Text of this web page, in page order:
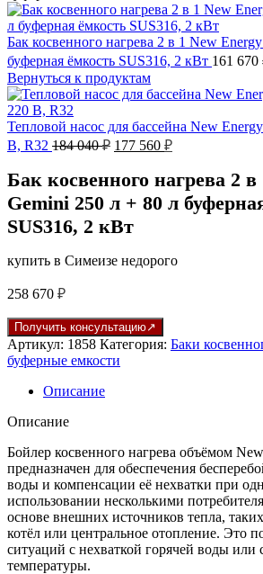
Бак косвенного нагрева 2 в 1 New
буферная ёмкость SUS316, 2 кВт 161 670
Вернуться к продуктам
Тепловой насос для бассейна New
В, R32 184 040₽ Первоначальная
составляла
184
040 ₽.
177 560 ₽Текущая
177
560 ₽.
Бак косвенного нагрева 2
Gemini 250 л + 80 л
SUS316, 2 кВт
купить в Симеизе недорого
258 670 ₽
Получить консультацию
Артикул: 1858 Категория: Баки
буферные емкости
Описание
Описание
Бойлер косвенного нагрева объёмом
предназначен для обеспечения
воды и компенсации её нехватки при
использовании несколькими
основе внешних источников тепла,
котёл или центральное отопление. Это
ситуаций с нехваткой горячей воды или
температуры.